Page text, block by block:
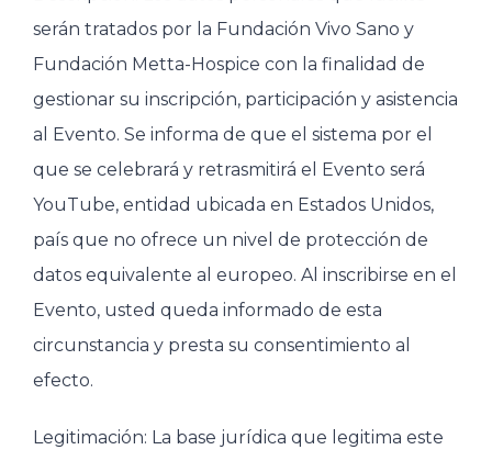
serán tratados por la Fundación Vivo Sano y
Fundación Metta-Hospice con la finalidad de
gestionar su inscripción, participación y asistencia
al Evento. Se informa de que el sistema por el
que se celebrará y retrasmitirá el Evento será
YouTube, entidad ubicada en Estados Unidos,
país que no ofrece un nivel de protección de
datos equivalente al europeo. Al inscribirse en el
Evento, usted queda informado de esta
circunstancia y presta su consentimiento al
efecto.
Legitimación: La base jurídica que legitima este